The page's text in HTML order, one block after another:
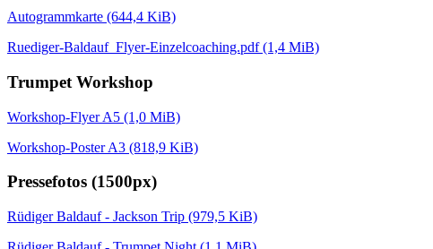
Autogrammkarte (644,4 KiB)
Ruediger-Baldauf_Flyer-Einzelcoaching.pdf(1,4 MiB)
Trumpet Workshop
Workshop-Flyer A5 (1,0 MiB)
Workshop-Poster A3 (818,9 KiB)
Pressefotos (1500px)
Rüdiger Baldauf - Jackson Trip (979,5 KiB)